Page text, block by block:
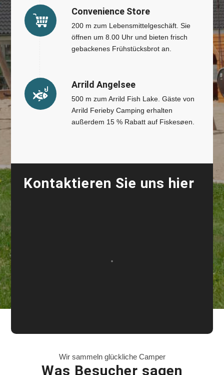
Kontaktieren Sie uns hier
Convenience Store
200 m zum Lebensmittelgeschäft. Sie
öffnen um 8.00 Uhr und bieten frisch
gebackenes Frühstücksbrot an.
Arrild Angelsee
500 m zum Arrild Fish Lake. Gäste von
Arrild Ferieby Camping erhalten
außerdem 15 % Rabatt auf Fiskesøen.
Wir sammeln glückliche Camper
Was Besucher sagen